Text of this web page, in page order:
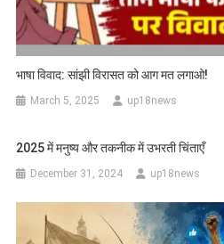
भाषा विवाद: सांझी विरासत को आग मत लगाओ!
March 5, 2025 up18news
2025 में मनुष्य और तकनीक में उभरती चिंताएँ
December 31, 2024 up18news